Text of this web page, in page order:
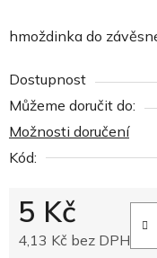
hmoždinka do
Dostupnost
Můžeme doručit do:
Možnosti doručení
Kód:
5 Kč
4,13 Kč bez DPH